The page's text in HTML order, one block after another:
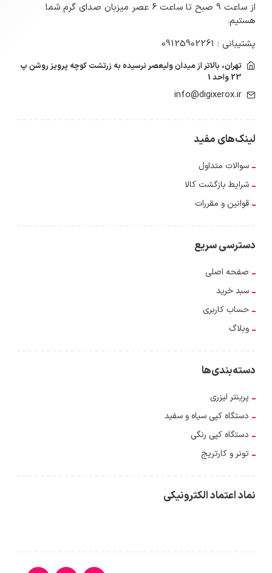
از ساعت 9 صبح تا ساعت 6 عصر میزبان صدای گرم شما
هستیم.
پشتیبانی : 09125902261
تهران، بالاتر از میدان ولیعصر نرسیده به زرتشت کوچه پرویز روشن پ
23 واحد 1
info@digixerox.ir
لینک‌های مفید
سوالات متداول
شرایط بازگشت کالا
قوانین و مقررات
دسترسی سریع
صفحه اصلی
سبد خرید
حساب کاربری
وبلاگ
دسته‌بندی‌ها
پرینتر لیزری
دستگاه کپی سیاه و سفید
دستگاه کپی رنگی
تونر و کارتریج
نماد اعتماد الکترونیکی